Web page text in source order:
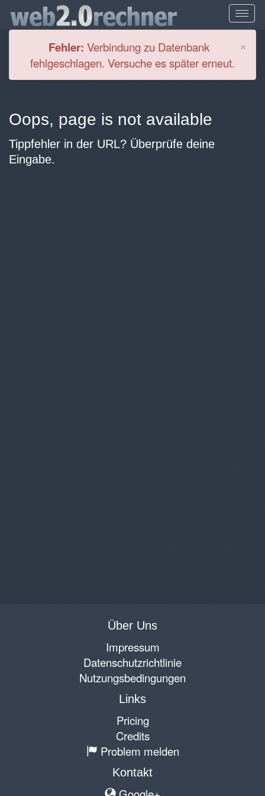
×
Fehler: Verbindung zu Datenbank
fehlgeschlagen. Versuche es später erneut.
Oops, page is not available
Tippfehler in der URL? Überprüfe deine
Eingabe.
Über Uns
Impressum
Datenschutzrichtlinie
Nutzungsbedingungen
Links
Pricing
Credits
Problem melden
Kontakt